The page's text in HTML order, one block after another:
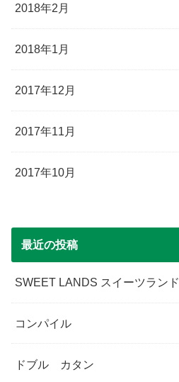
2018年2月
2018年1月
2017年12月
2017年11月
2017年10月
最近の投稿
SWEET LANDS スイーツランド
コンパイル
ドブル カタン